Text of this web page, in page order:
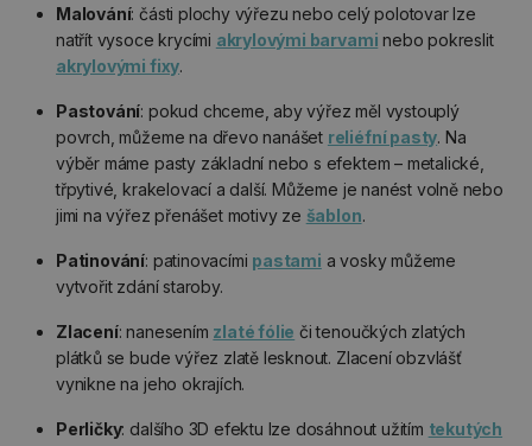
Malování: části plochy výřezu nebo celý polotovar lze
natřít vysoce krycími akrylovými barvami nebo pokreslit
akrylovými fixy.
Pastování: pokud chceme, aby výřez měl vystouplý
povrch, můžeme na dřevo nanášet reliéfní pasty. Na
výběr máme pasty základní nebo s efektem – metalické,
třpytivé, krakelovací a další. Můžeme je nanést volně nebo
jimi na výřez přenášet motivy ze šablon.
Patinování: patinovacími pastami a vosky můžeme
vytvořit zdání staroby.
Zlacení: nanesením zlaté fólie či tenoučkých zlatých
plátků se bude výřez zlatě lesknout. Zlacení obzvlášť
vynikne na jeho okrajích.
Perličky: dalšího 3D efektu lze dosáhnout užitím tekutých